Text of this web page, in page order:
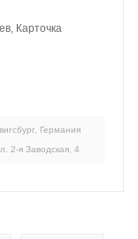
Карточка
Германия
2-я Заводская, 4